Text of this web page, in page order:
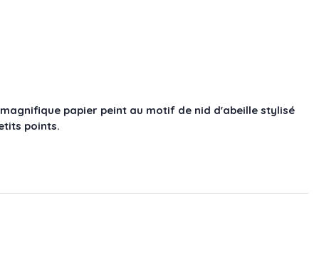
magnifique papier peint au motif de nid d'abeille stylisé
points.